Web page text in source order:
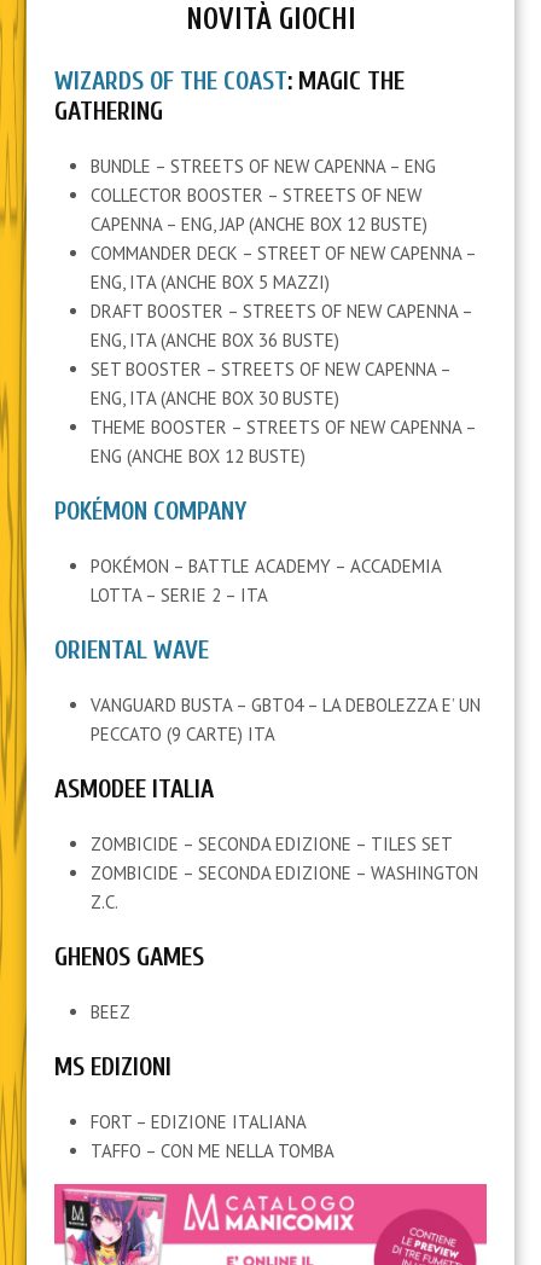
NOVITÀ GIOCHI
WIZARDS OF THE COAST: MAGIC THE
GATHERING
BUNDLE – STREETS OF NEW CAPENNA – ENG
COLLECTOR BOOSTER – STREETS OF NEW
CAPENNA – ENG, JAP (ANCHE BOX 12 BUSTE)
COMMANDER DECK – STREET OF NEW CAPENNA –
ENG, ITA (ANCHE BOX 5 MAZZI)
DRAFT BOOSTER – STREETS OF NEW CAPENNA –
ENG, ITA (ANCHE BOX 36 BUSTE)
SET BOOSTER – STREETS OF NEW CAPENNA –
ENG, ITA (ANCHE BOX 30 BUSTE)
THEME BOOSTER – STREETS OF NEW CAPENNA –
ENG (ANCHE BOX 12 BUSTE)
POKÉMON COMPANY
POKÉMON – BATTLE ACADEMY – ACCADEMIA
LOTTA – SERIE 2 – ITA
ORIENTAL WAVE
VANGUARD BUSTA – GBT04 – LA DEBOLEZZA E’ UN
PECCATO (9 CARTE) ITA
ASMODEE ITALIA
ZOMBICIDE – SECONDA EDIZIONE – TILES SET
ZOMBICIDE – SECONDA EDIZIONE – WASHINGTON
Z.C.
GHENOS GAMES
BEEZ
MS EDIZIONI
FORT – EDIZIONE ITALIANA
TAFFO – CON ME NELLA TOMBA